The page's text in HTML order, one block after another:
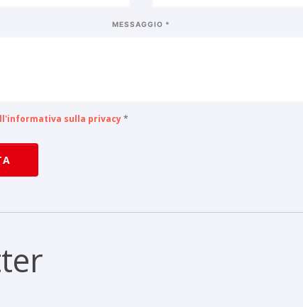
MESSAGGIO *
sulla privacy*